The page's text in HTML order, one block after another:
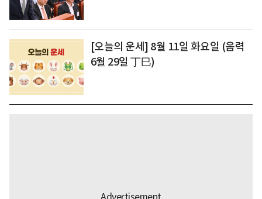
[오늘의 운세] 8월 11일 화요일 (음력
6월 29일 丁巳)